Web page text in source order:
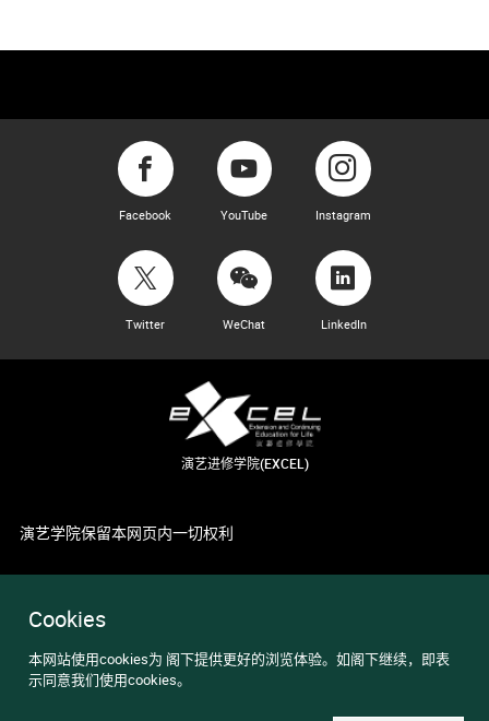
Cookies
本网站使用cookies为 阁下提供更好的浏览体验。如阁下继续，即表
示同意我们使用cookies。
Facebook YouTube Instagram
Twitter WeChat LinkedIn
演艺进修学院(EXCEL)
演艺学院保留本网页内一切权利